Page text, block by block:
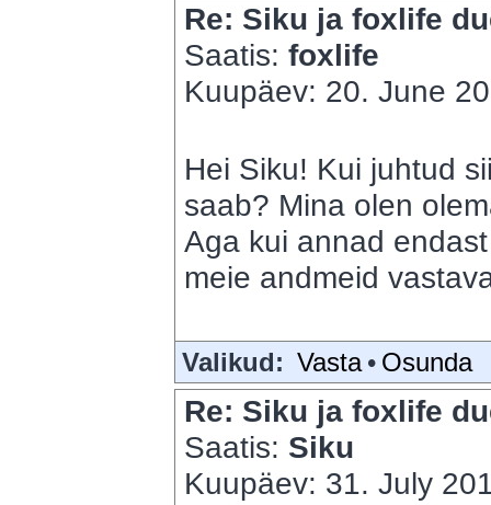
Re: Siku ja foxlife
Saatis: foxlife
Kuupäev: 20. June
Hei Siku! Kui juhtud
saab? Mina olen
Aga kui annad
meie andmeid
Valikud: Vasta • Osunda
Re: Siku ja foxlife
Saatis: Siku
Kuupäev: 31. July